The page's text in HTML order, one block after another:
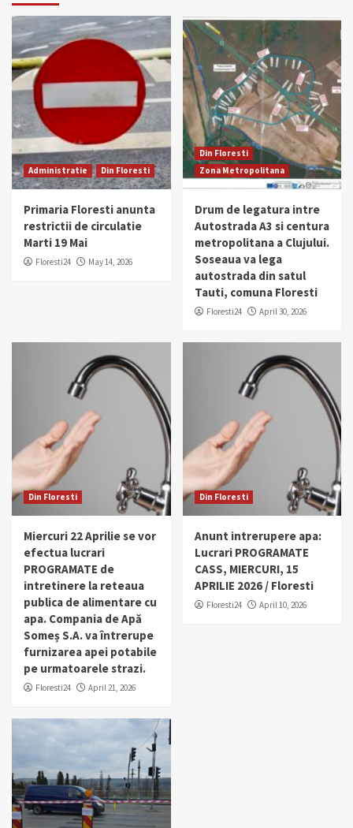
Administratie Din Floresti
Primaria Floresti anunta
restrictii de circulatie
Marti 19 Mai
Floresti24 May 14, 2026
Din Floresti
Zona Metropolitana
Drum de legatura intre
Autostrada A3 si centura
metropolitana a Clujului.
Soseaua va lega
autostrada din satul
Tauti, comuna Floresti
Floresti24 April 30, 2026
Din Floresti
Miercuri 22 Aprilie se vor
efectua lucrari
PROGRAMATE de
intretinere la reteaua
publica de alimentare cu
apa. Compania de Apă
Someș S.A. va întrerupe
furnizarea apei potabile
pe urmatoarele strazi.
Floresti24 April 21, 2026
Din Floresti
Anunt intrerupere apa:
Lucrari PROGRAMATE
CASS, MIERCURI, 15
APRILIE 2026 / Floresti
Floresti24 April 10, 2026